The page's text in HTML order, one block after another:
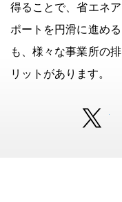
得ることで、省エネ
ポートを円滑に進め
も、様々な事業所の
リットがあります。